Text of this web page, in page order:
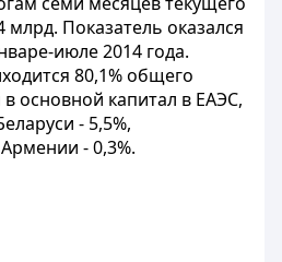
млрд. Показатель оказался
июле 2014 года.
80,1% общего
основной капитал в ЕАЭС,
- 5,5%,
- 0,3%.